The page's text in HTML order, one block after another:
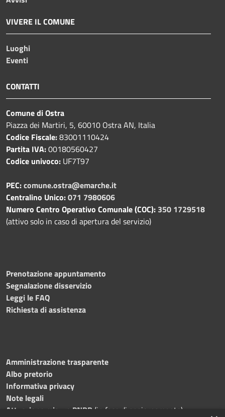
VIVERE IL COMUNE
Luoghi
Eventi
CONTATTI
Comune di Ostra
Piazza dei Martiri, 5, 60010 Ostra AN, Italia
Codice Fiscale:83001110424
Partita IVA:00180560427
Codice univoco: UF7T97
PEC:comune.ostra@emarche.it
Centralino Unico:071 7980606
Numero Centro Operativo Comunale (COC): 350 1729518
(attivo solo in caso di apertura del servizio)
Prenotazione appuntamento
Segnalazione disservizio
Leggi le FAQ
Richiesta di assistenza
Amministrazione trasparente
Albo pretorio
Informativa privacy
Note legali
Attuazione misure PNRR (in fase di aggiornamento)